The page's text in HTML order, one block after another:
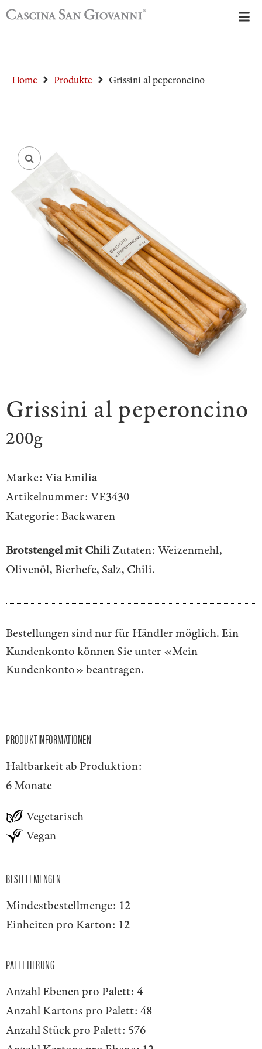
Home Produkte Grissini al peperoncino
Grissini al peperoncino
200g
Marke: Via Emilia
Artikelnummer: VE3430
Kategorie: Backwaren
Brotstengel mit ChiliZutaten: Weizenmehl,
Olivenöl, Bierhefe, Salz, Chili.
Bestellungen sind nur für Händler möglich. Ein
Kundenkonto können Sie unter «Mein
Kundenkonto»beantragen.
PRODUKTINFORMATIONEN
Haltbarkeit ab Produktion:
6 Monate
Vegetarisch
Vegan
BESTELLMENGEN
Mindestbestellmenge: 12
Einheiten pro Karton: 12
PALETTIERUNG
Anzahl Ebenen pro Palett: 4
Anzahl Kartons pro Palett: 48
Anzahl Stück pro Palett: 576